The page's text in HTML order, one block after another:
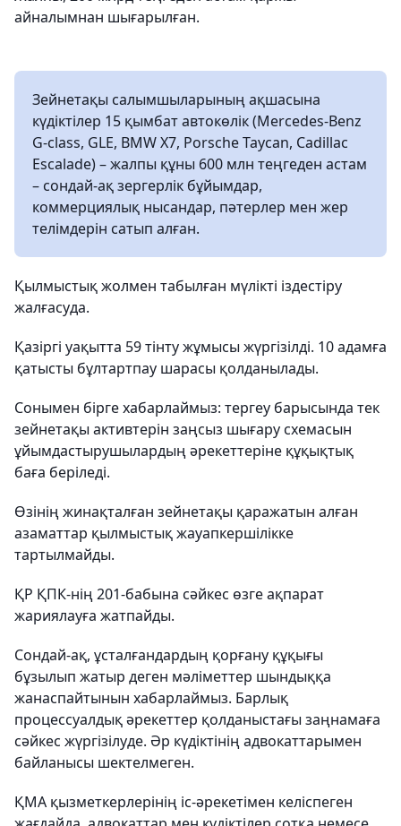
айналымнан шығарылған.
Зейнетақы салымшыларының ақшасына
күдіктілер 15 қымбат автокөлік (Mercedes-Benz
G-class, GLE, BMW X7, Porsche Taycan, Cadillac
Escalade) – жалпы құны 600 млн теңгеден астам
– сондай-ақ зергерлік бұйымдар,
коммерциялық нысандар, пәтерлер мен жер
телімдерін сатып алған.
Қылмыстық жолмен табылған мүлікті іздестіру
жалғасуда.
Қазіргі уақытта 59 тінту жұмысы жүргізілді. 10 адамға
қатысты бұлтартпау шарасы қолданылады.
Сонымен бірге хабарлаймыз: тергеу барысында тек
зейнетақы активтерін заңсыз шығару схемасын
ұйымдастырушылардың әрекеттеріне құқықтық
баға беріледі.
Өзінің жинақталған зейнетақы қаражатын алған
азаматтар қылмыстық жауапкершілікке
тартылмайды.
ҚР ҚПК-нің 201-бабына сәйкес өзге ақпарат
жариялауға жатпайды.
Сондай-ақ, ұсталғандардың қорғану құқығы
бұзылып жатыр деген мәліметтер шындыққа
жанаспайтынын хабарлаймыз. Барлық
процессуалдық әрекеттер қолданыстағы заңнамаға
сәйкес жүргізілуде. Әр күдіктінің адвокаттарымен
байланысы шектелмеген.
ҚМА қызметкерлерінің іс-әрекетімен келіспеген